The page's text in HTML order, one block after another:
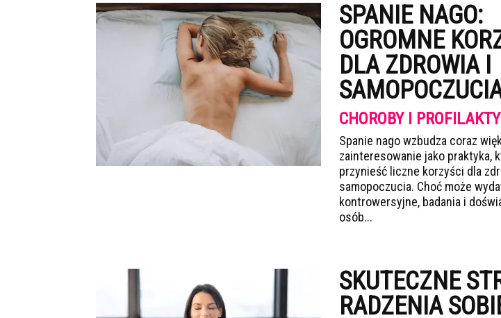
SPANIE NAGO:
OGROMNE
DLA ZDROWIA I
CHOROBY I
Spanie nago wzbudza coraz
zainteresowanie jako praktyka,
przynieść liczne korzyści dla
samopoczucia. Choć może
kontrowersyjne, badania i
osób...
SKUTECZNE
RADZENIA